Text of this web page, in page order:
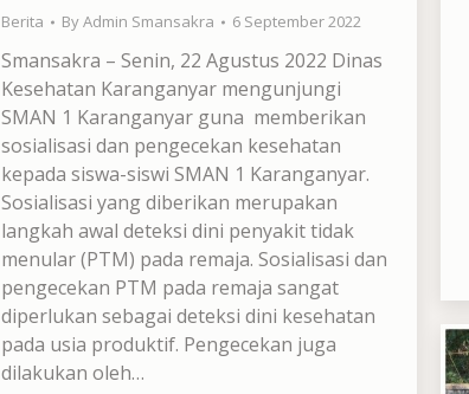
Berita ByAdmin Smansakra 6 September 2022
Smansakra – Senin, 22 Agustus 2022 Dinas
Kesehatan Karanganyar mengunjungi
SMAN 1 Karanganyar guna memberikan
sosialisasi dan pengecekan kesehatan
kepada siswa-siswi SMAN 1 Karanganyar.
Sosialisasi yang diberikan merupakan
langkah awal deteksi dini penyakit tidak
menular (PTM) pada remaja. Sosialisasi dan
pengecekan PTM pada remaja sangat
diperlukan sebagai deteksi dini kesehatan
pada usia produktif. Pengecekan juga
dilakukan oleh…